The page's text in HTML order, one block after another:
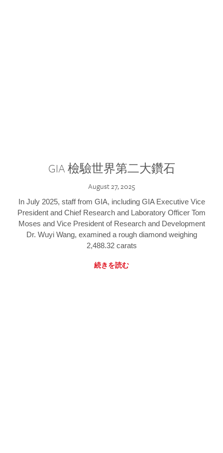
GIA 檢驗世界第二大鑽石
August 27, 2025
In July 2025, staff from GIA, including GIA Executive Vice
President and Chief Research and Laboratory Officer Tom
Moses and Vice President of Research and Development
Dr. Wuyi Wang, examined a rough diamond weighing
2,488.32 carats
続きを読む